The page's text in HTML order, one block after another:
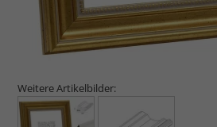
Weitere Artikelbilder: